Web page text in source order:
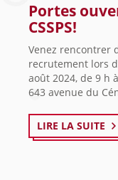
Portes
CSSPS!
Venez rencontrer
recrutement lors
août 2024, de 9 h
643 avenue du
LIRE LA SUITE